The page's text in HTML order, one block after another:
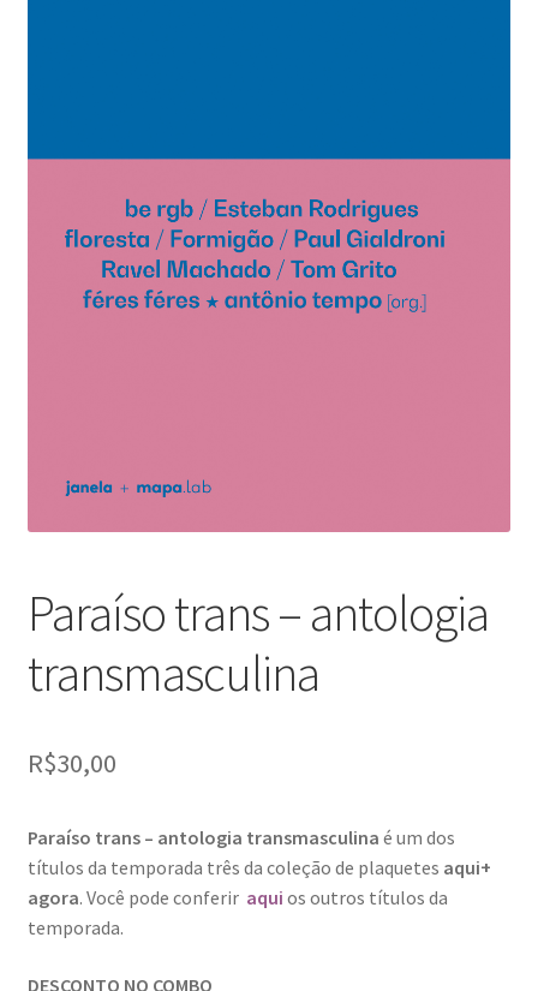
Paraíso trans – antologia
transmasculina
R$30,00
Paraíso trans – antologia transmasculina é um dos
títulos da temporada três da coleção de plaquetes aqui+
agora. Você pode conferir aqui os outros títulos da
temporada.
DESCONTO NO COMBO